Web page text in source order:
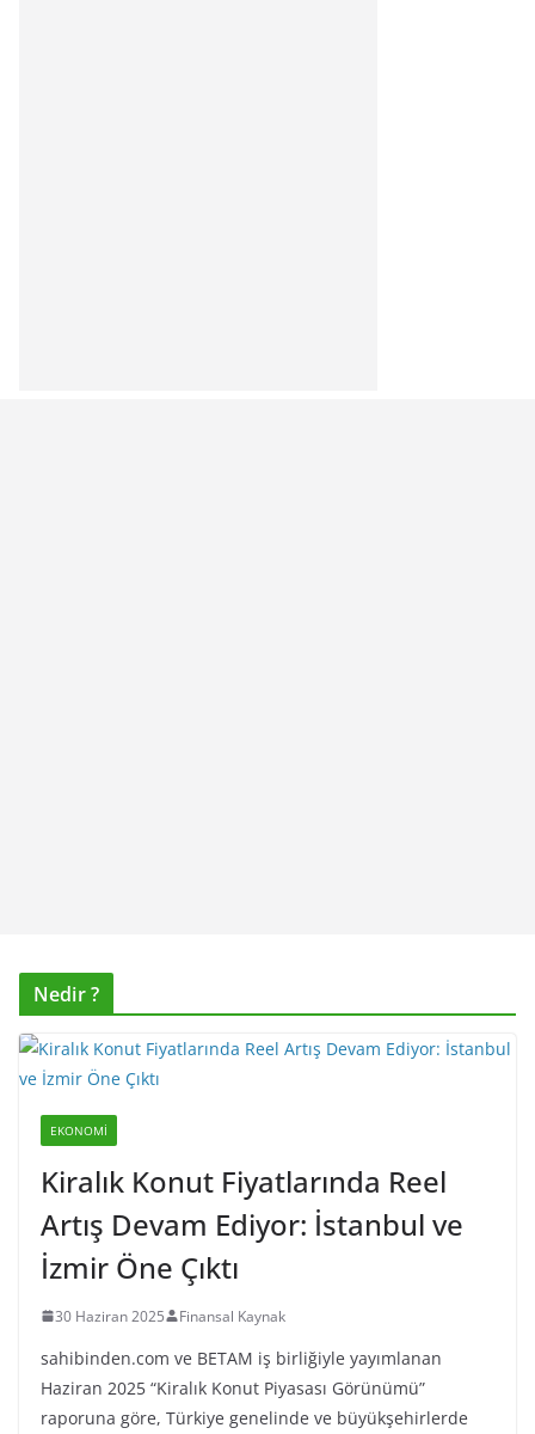
Nedir ?
EKONOMI
Kiralık Konut Fiyatlarında Reel
Artış Devam Ediyor: İstanbul ve
İzmir Öne Çıktı
30 Haziran 2025 Finansal Kaynak
sahibinden.com ve BETAM iş birliğiyle yayımlanan
Haziran 2025 “Kiralık Konut Piyasası Görünümü”
raporuna göre, Türkiye genelinde ve büyükşehirlerde